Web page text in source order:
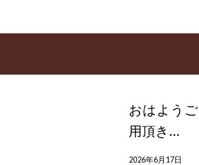
おはよう
用頂き…
2026年6月17日